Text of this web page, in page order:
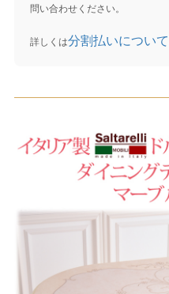
問い合わせください。
詳しくは分割払いについて